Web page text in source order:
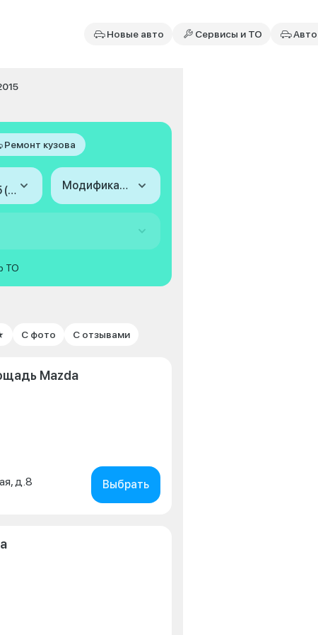
Новые авто Сервисы и ТО
Ремонт кузова
2010-2015 (III) Модификация
ТО
С фото С отзывами
Mazda
д.8
Выбрать